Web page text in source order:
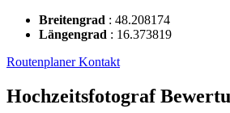
Breitengrad : 48.208174
Längengrad : 16.373819
RoutenplanerKontakt
Hochzeitsfotograf